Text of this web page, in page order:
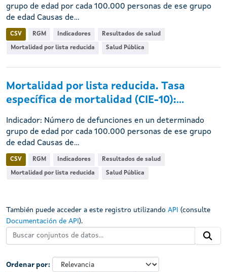
Ordenar por
grupo de edad por cada 100.000 personas de ese grupo
de edad Causas de...
CSV RGM Indicadores Resultados de salud
Mortalidad por lista reducida Salud Pública
Mortalidad por lista reducida. Tasa
específica de mortalidad (CIE-10):...
Indicador: Número de defunciones en un determinado
grupo de edad por cada 100.000 personas de ese grupo
de edad Causas de...
CSV RGM Indicadores Resultados de salud
Mortalidad por lista reducida Salud Pública
También puede acceder a este registro utilizando API (consulte
Documentación de API ).